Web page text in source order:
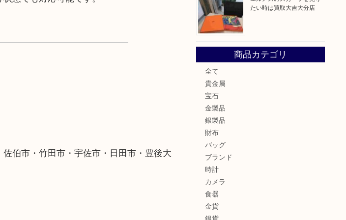
伯市・竹田市・宇佐市・日田市・豊後大
たい時は買取大吉大分店
商品カテゴリ
全て
貴金属
宝石
金製品
銀製品
財布
バッグ
ブランド
時計
カメラ
食器
金貨
銀貨